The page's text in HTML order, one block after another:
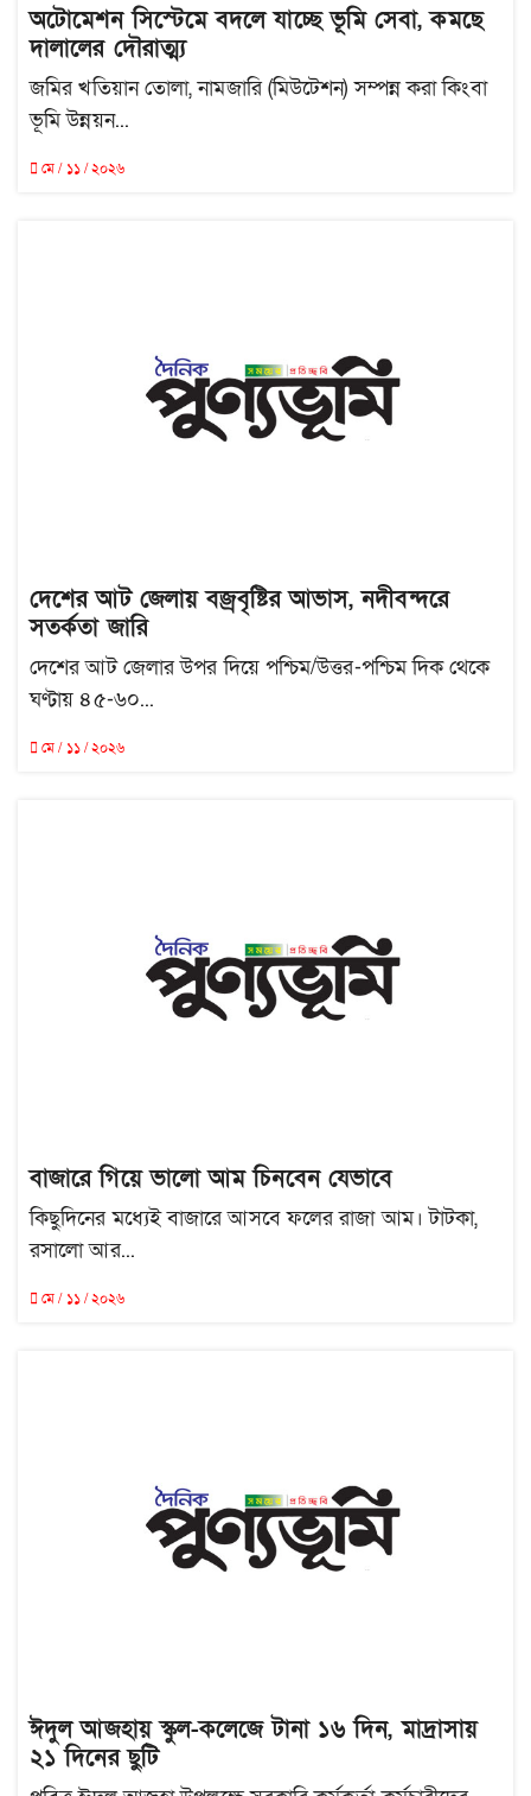
অটোমেশন সিস্টেমে বদলে যাচ্ছে ভূমি সেবা, কমছে
দালালের দৌরাত্ম্য
জমির খতিয়ান তোলা, নামজারি (মিউটেশন) সম্পন্ন করা কিংবা
ভূমি উন্নয়ন...
মে / ১১ / ২০২৬
দেশের আট জেলায় বজ্রবৃষ্টির আভাস, নদীবন্দরে
সতর্কতা জারি
দেশের আট জেলার উপর দিয়ে পশ্চিম/উত্তর-পশ্চিম দিক থেকে
ঘণ্টায় ৪৫-৬০...
মে / ১১ / ২০২৬
বাজারে গিয়ে ভালো আম চিনবেন যেভাবে
কিছুদিনের মধ্যেই বাজারে আসবে ফলের রাজা আম। টাটকা,
রসালো আর...
মে / ১১ / ২০২৬
ঈদুল আজহায় স্কুল-কলেজে টানা ১৬ দিন, মাদ্রাসায়
২১ দিনের ছুটি